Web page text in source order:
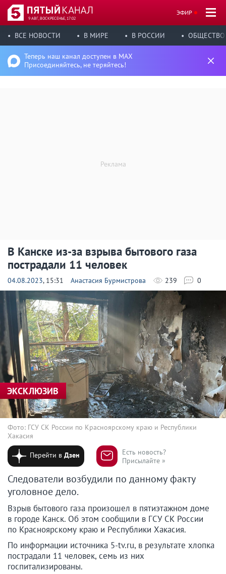
9 АВГ, ВОСКРЕСЕНЬЕ, 17:02
ЭФИР
ВСЕ НОВОСТИ В МИРЕ В РОССИИ ОБЩЕСТВО
Теперь наш канал доступен в MAX
Присоединяйтесь, не теряйтесь!
В Канске из-за взрыва бытового газа
пострадали 11 человек
04.08.2023, 15:31 Анастасия Бурмистрова 239 0
ЭКСКЛЮЗИВ
Фото: ГСУ СК России по Красноярскому краю и Республики
Хакасия
Перейти вДзен
Есть новость?
Присылайте »
Следователи возбудили по данному факту
уголовное дело.
Взрыв бытового газа произошел в пятиэтажном доме
в городе Канск. Об этом сообщили в ГСУ СК России
по Красноярскому краю и Республики Хакасия.
По информации источника 5-tv.ru, в результате хлопка
пострадали 11 человек, семь из них
госпитализированы.